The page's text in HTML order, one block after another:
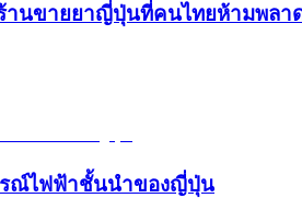
านขายยาญี่ปุ่นที่คนไทยห้ามพลา
รณ์ไฟฟ้าชั้นนำของญี่ปุ่น